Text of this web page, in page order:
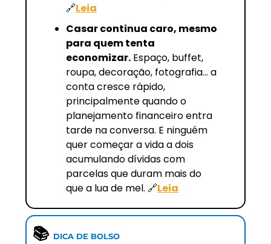
🔗Leia
Casar continua caro, mesmo
para quem tenta
economizar. Espaço, buffet,
roupa, decoração, fotografia… a
conta cresce rápido,
principalmente quando o
planejamento financeiro entra
tarde na conversa. E ninguém
quer começar a vida a dois
acumulando dívidas com
parcelas que duram mais do
que a lua de mel. 🔗Leia
📚 DICA DE BOLSO